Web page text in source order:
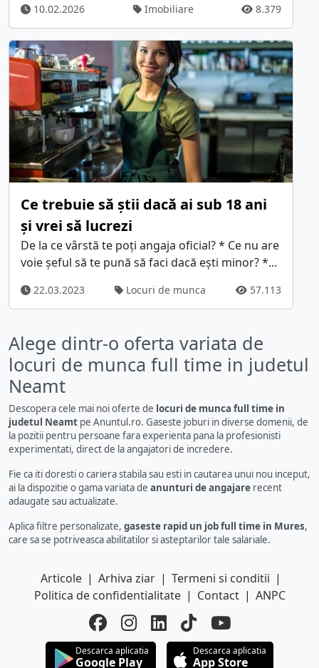
10.02.2026 Imobiliare 8.379
Ce trebuie să știi dacă ai sub 18 ani
și vrei să lucrezi
De la ce vârstă te poți angaja oficial? * Ce nu are
voie șeful să te pună să faci dacă ești minor? *...
22.03.2023 Locuri de munca 57.113
Alege dintr-o oferta variata de
locuri de munca full time in judetul
Neamt
Descopera cele mai noi oferte de locuri de munca full time in
judetul Neamt pe Anuntul.ro. Gaseste joburi in diverse domenii, de
la pozitii pentru persoane fara experienta pana la profesionisti
experimentati, direct de la angajatori de incredere.
Fie ca iti doresti o cariera stabila sau esti in cautarea unui nou inceput,
ai la dispozitie o gama variata de anunturi de angajare recent
adaugate sau actualizate.
Aplica filtre personalizate, gaseste rapid un job full time in Mures,
care sa se potriveasca abilitatilor si asteptarilor tale salariale.
Articole | Arhiva ziar | Termeni si conditii |
Politica de confidentialitate | Contact | ANPC
Descarca aplicatia
Google Play
Descarca aplicatia
App Store